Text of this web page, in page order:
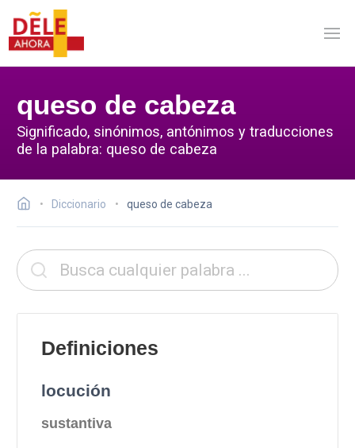
queso de cabeza
Significado, sinónimos, antónimos y traducciones
de la palabra: queso de cabeza
Diccionario queso de cabeza
Definiciones
locución
sustantiva